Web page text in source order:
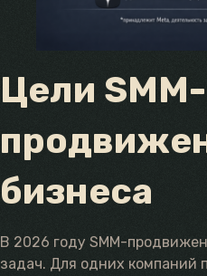
Цели SMM-
бизнеса
В 2026 году SMM-
задач. Для одних компаний